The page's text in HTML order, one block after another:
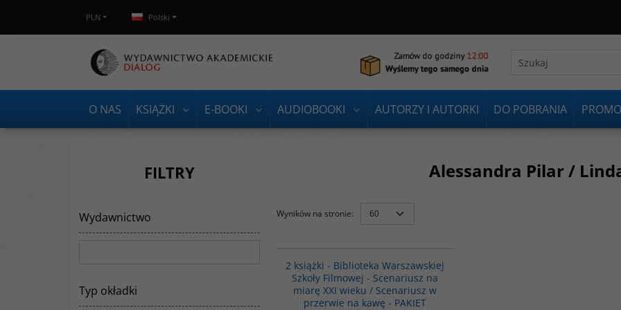
PLN Polski
O NAS KSIĄŻKI E-BOOKI AUDIOBOOKI AUTORZY I AUTORKI DO POBRANIA
Alessandra Pilar /
Wyników na stronie:
Wydanie
Rok wydania: 2019
2 książki - Biblioteka Warszawskiej
Szkoły Filmowej - Scenariusz na
miarę XXI wieku / Scenariusz w
przerwie na kawę - PAKIET
FILTRY
Wydawnictwo
Typ okładki